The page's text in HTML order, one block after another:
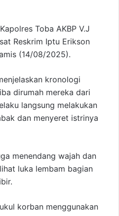
Toba AKBP V.J
Reskrim Iptu Erikson
(14/08/2025).
kronologi
dirumah mereka dari
langsung melakukan
dan menyeret istrinya
menendang wajah dan
luka lembam bagian
korban menggunakan